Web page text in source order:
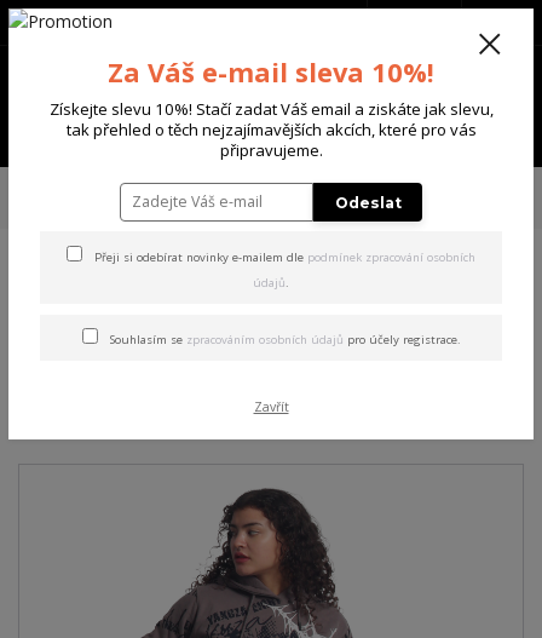
Menu
+420 702 136 620
DÁMSKÉ ŠATY
Yakuza dámské šaty Respirator V03 Sweat Dress
dark/gull/gray 2XL
Yakuza dámské šaty
Respirator V03 Sweat Dress
Za Váš e-mail sleva 10%!
Získejte slevu 10%! Stačí zadat Váš email a ziskáte jak slevu,
tak přehled o těch nejzajímavějších akcích, které pro vás
připravujeme.
Odeslat
Přeji si odebírat novinky e-mailem dle podmínek zpracování osobních
údajů.
Souhlasím se zpracováním osobních údajů pro účely registrace.
Zavřít